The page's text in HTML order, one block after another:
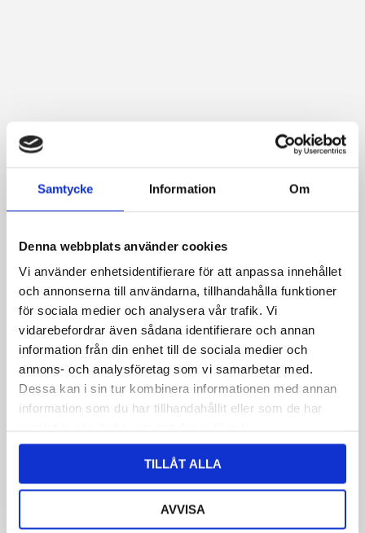
Samtycke Information Om
Denna webbplats använder cookies
Vi använder enhetsidentifierare för att anpassa innehållet
och annonserna till användarna, tillhandahålla funktioner
för sociala medier och analysera vår trafik. Vi
vidarebefordrar även sådana identifierare och annan
information från din enhet till de sociala medier och
annons- och analysföretag som vi samarbetar med.
Dessa kan i sin tur kombinera informationen med annan
information som du har tillhandahållit eller som de har
TILLÅT ALLA
AVVISA